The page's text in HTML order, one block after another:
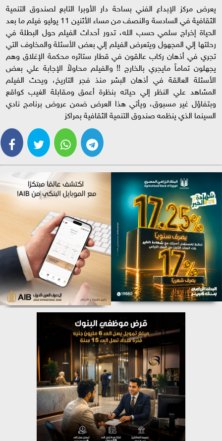
يعرض مركز الإبداع الفني بساحة دار الأوبرا التابع لصندوق التنمية
الثقافية في السادسة والنصف من مساء الأثنين 11 يوليو فيلم ما بعد
الحياة إخراج سلمي حسب الله، تدور أحداث الفيلم حول البطلة في
رحلتها إلي المجهول ويتعرض الفيلم إلي بعض الأسئلة والمخاوف التي
تجري في أذهان ركاب عالقون في قطار ستائره محكمة الإغلاق وهم
يجهلون تماماً مايجري بالخارج !! والفيلم محاولاً الإجابة علي بعض
الأسئلة العالقة في أذهان البشر منذ فجر التاريخ، ويحث الفيلم
المشاهد علي النظر إلي حياته بنظرة أعمق ومقابلة الغيب كواقع
وبتفاؤل غير مسبوق، ويأتي هذا العرض ضمن عروض برنامج نادي
السينما الذي ينظمه صندوق التنمية الثقافية بمراكز